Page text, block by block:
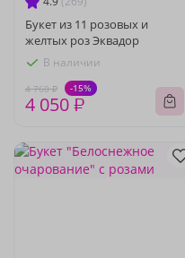
Букет из 11 розовых и
желтых роз Эквадор
В наличии
4 760 ₽ -15%
4 050 ₽